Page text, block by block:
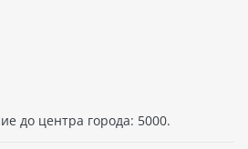
до центра города: 5000.